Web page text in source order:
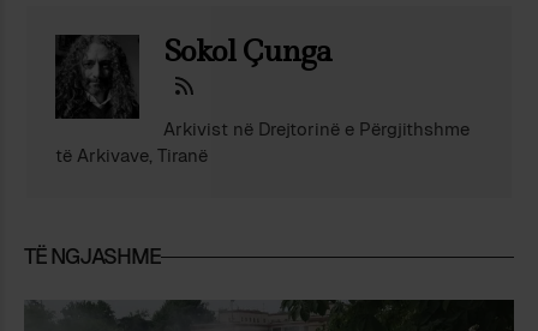
Sokol Çunga
Arkivist në Drejtorinë e Përgjithshme
të Arkivave, Tiranë
TË NGJASHME